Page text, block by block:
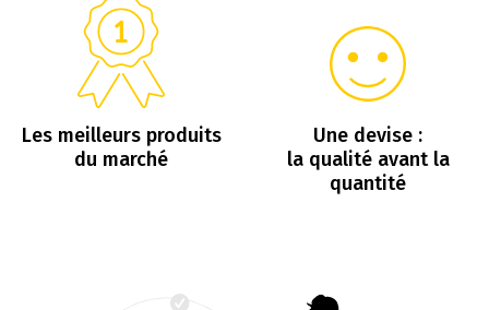
Les meilleurs produits
du marché
Une devise :
la qualité avant la
quantité